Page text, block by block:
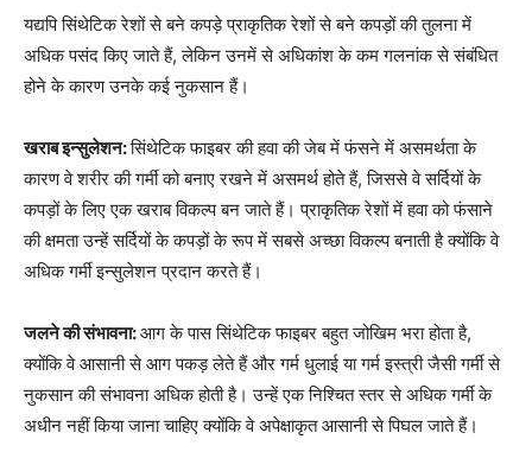
यद्यपि सिंथेटिक रेशों से बने कपड़े प्राकृतिक रेशों से बने कपड़ों की तुलना में
अधिक पसंद किए जाते हैं, लेकिन उनमें से अधिकांश के कम गलनांक से संबंधित
होने के कारण उनके कई नुकसान हैं।
खराब इन्सुलेशन:सिंथेटिक फाइबर की हवा की जेब में फंसने में असमर्थता के
कारण वे शरीर की गर्मी को बनाए रखने में असमर्थ होते हैं, जिससे वे सर्दियों के
कपड़ों के लिए एक खराब विकल्प बन जाते हैं। प्राकृतिक रेशों में हवा को फंसाने
की क्षमता उन्हें सर्दियों के कपड़ों के रूप में सबसे अच्छा विकल्प बनाती है क्योंकि वे
अधिक गर्मी इन्सुलेशन प्रदान करते हैं।
जलने की संभावना:आग के पास सिंथेटिक फाइबर बहुत जोखिम भरा होता है,
क्योंकि वे आसानी से आग पकड़ लेते हैं और गर्म धुलाई या गर्म इस्त्री जैसी गर्मी से
नुकसान की संभावना अधिक होती है। उन्हें एक निश्चित स्तर से अधिक गर्मी के
अधीन नहीं किया जाना चाहिए क्योंकि वे अपेक्षाकृत आसानी से पिघल जाते हैं।